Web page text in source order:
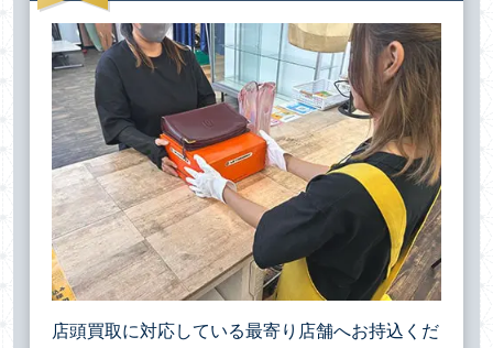
店頭買取に対応している最寄り店舗へお持込くだ